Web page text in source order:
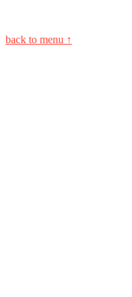
back to menu ↑